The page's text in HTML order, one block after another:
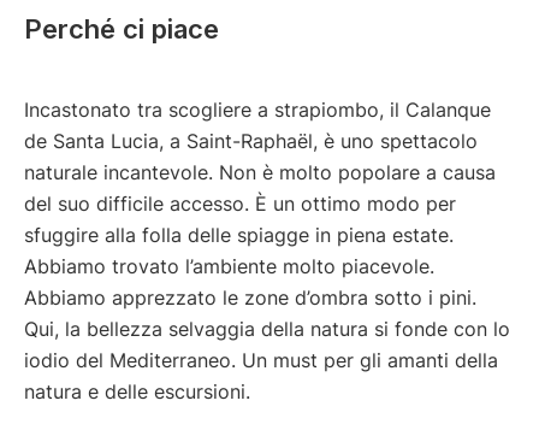
Perché ci piace
Incastonato tra scogliere a strapiombo, il Calanque
de Santa Lucia, a Saint-Raphaël, è uno spettacolo
naturale incantevole. Non è molto popolare a causa
del suo difficile accesso. È un ottimo modo per
sfuggire alla folla delle spiagge in piena estate.
Abbiamo trovato l’ambiente molto piacevole.
Abbiamo apprezzato le zone d’ombra sotto i pini.
Qui, la bellezza selvaggia della natura si fonde con lo
iodio del Mediterraneo. Un must per gli amanti della
natura e delle escursioni.